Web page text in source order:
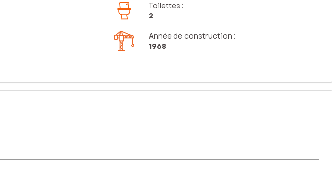
Toilettes :
2
Année de construction :
1968